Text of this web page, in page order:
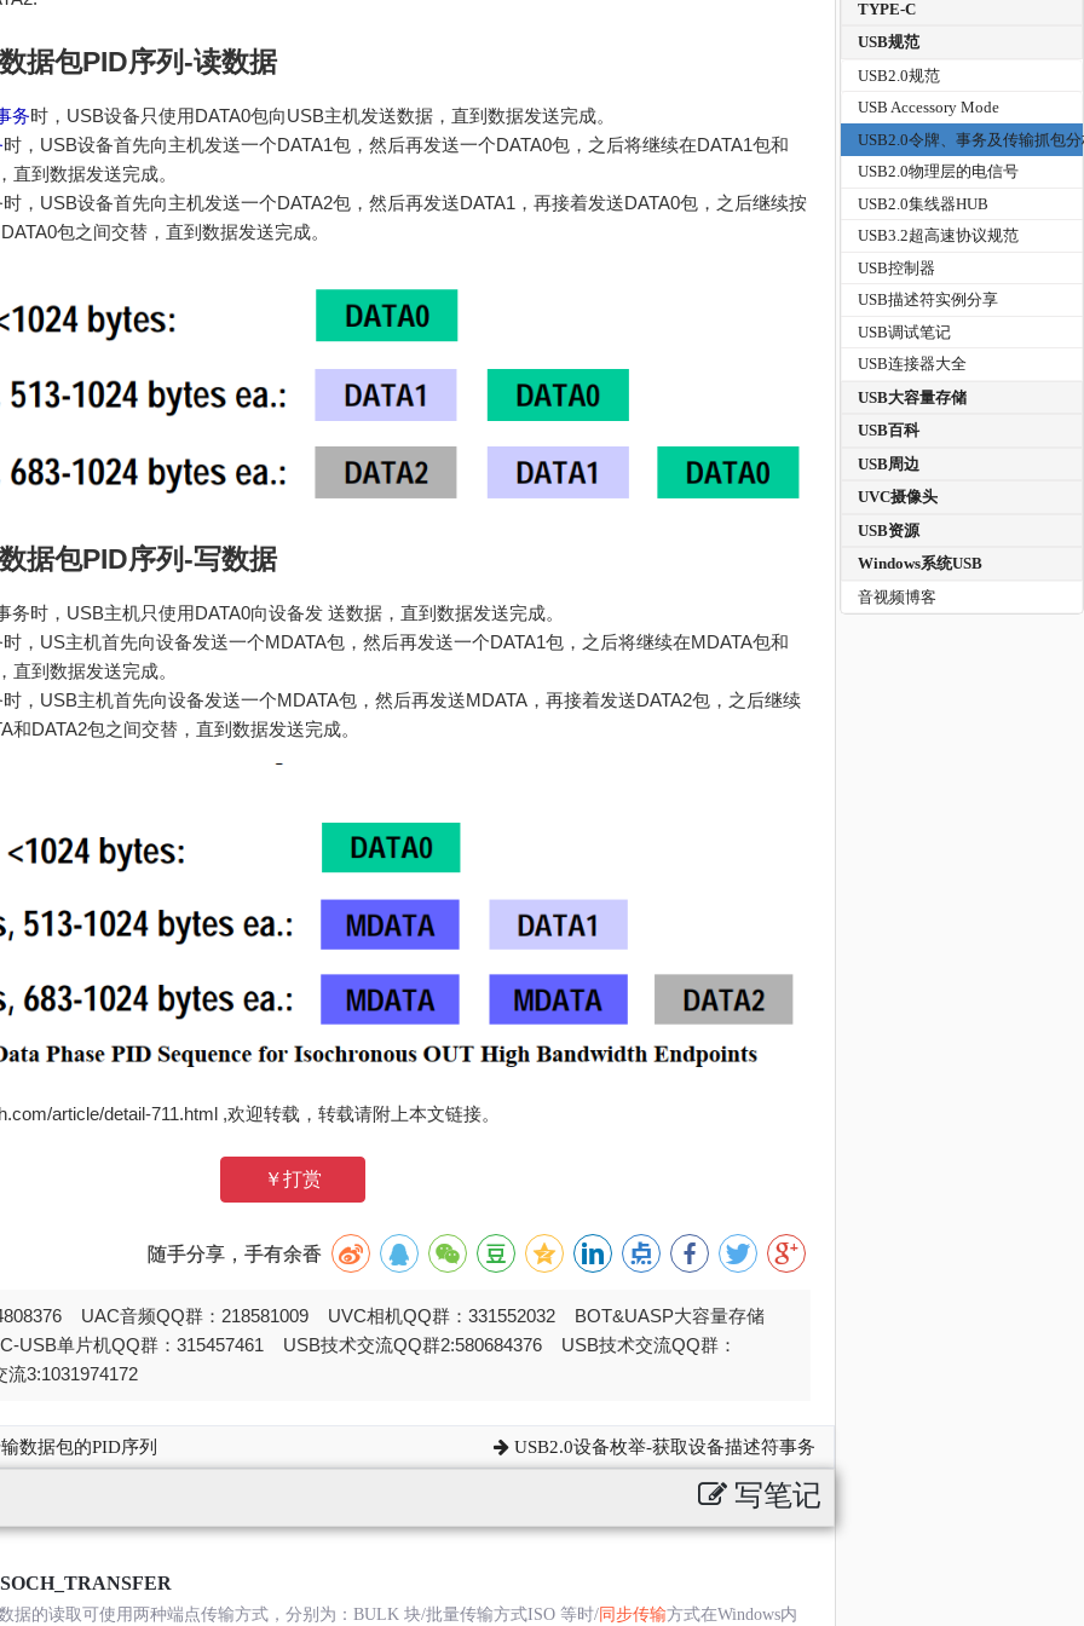
据包PID序列-读数据
务时，USB设备只使用DATA0包向USB主机发送数据，直到数据发送完成。
时，USB设备首先向主机发送一个DATA1包，然后再发送一个DATA0包，之后将继续在DATA1包和
直到数据发送完成。
，USB设备首先向主机发送一个DATA2包，然后再发送DATA1，再接着发送DATA0包，之后继续按
包之间交替，直到数据发送完成。
据包PID序列-写数据
务时，USB主机只使用DATA0向设备发 送数据，直到数据发送完成。
，US主机首先向设备发送一个MDATA包，然后再发送一个DATA1包，之后将继续在MDATA包和
直到数据发送完成。
，USB主机首先向设备发送一个MDATA包，然后再发送MDATA，再接着发送DATA2包，之后继续
和DATA2包之间交替，直到数据发送完成。
article/detail-711.html ,欢迎转载，转载请附上本文链接。
￥打赏
随手分享，手有余香
UAC音频QQ群：218581009 UVC相机QQ群：331552032 BOT&UASP大容量存储
USB单片机QQ群：315457461 USB技术交流QQ群2:580684376 USB技术交流QQ群：
3:1031974172
数据包的PID序列 USB2.0设备枚举-获取设备描述符事务
写笔记
据的读取可使用两种端点传输方式，分别为：BULK 块/批量传输方式ISO 等时/同步传输方式在Windows内
TYPE-C
USB规范
USB2.0规范
USB Accessory Mode
USB2.0令牌、事务及传输抓包
USB2.0物理层的电信号
USB2.0集线器HUB
USB3.2超高速协议规范
USB控制器
USB描述符实例分享
USB调试笔记
USB连接器大全
USB大容量存储
USB百科
USB周边
UVC摄像头
USB资源
Windows系统USB
音视频博客